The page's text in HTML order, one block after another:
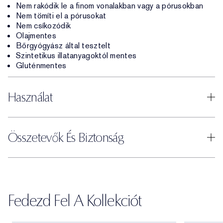
Nem rakódik le a finom vonalakban vagy a pórusokban
Nem tömíti el a pórusokat
Nem csíkozódik
Olajmentes
Bőrgyógyász által tesztelt
Szintetikus illatanyagoktól mentes
Gluténmentes
Használat
Összetevők És Biztonság
Fedezd Fel A Kollekciót